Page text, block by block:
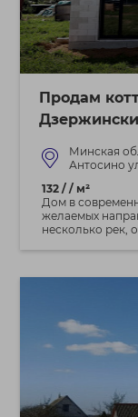
Продам
Минская
Антосино
132 / / м²
Дом в
желаемых
несколько рек,